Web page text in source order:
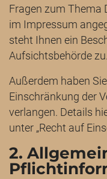
Fragen zum Thema
im Impressum
steht Ihnen ein
Aufsichtsbehörde zu.
Außerdem haben
Einschränkung der
verlangen. Details
unter „Recht auf
2.